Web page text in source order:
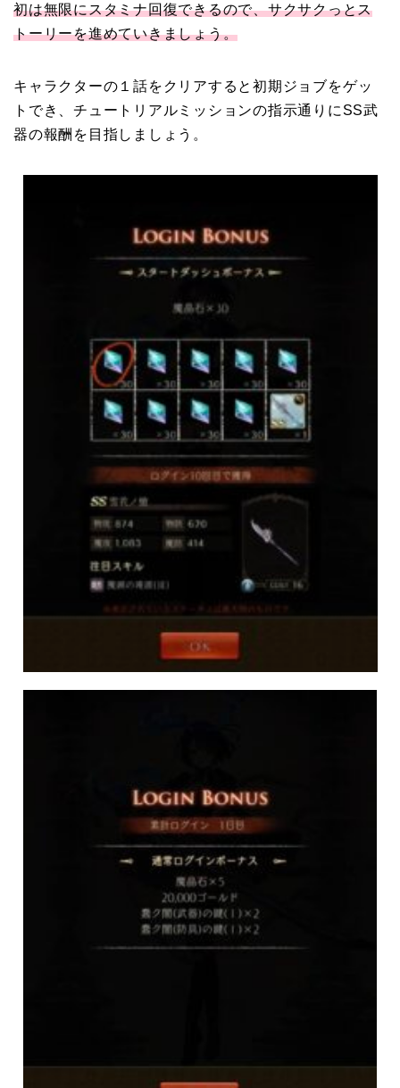
初は無限にスタミナ回復できるので、サクサクっとス
トーリーを進めていきましょう。
キャラクターの１話をクリアすると初期ジョブ をゲッ
トでき、チュートリアルミッションの指示通りにSS武
器の報酬を目指しましょう。